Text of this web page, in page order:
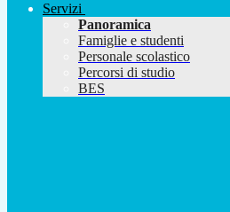
Servizi
Panoramica
Famiglie e studenti
Personale scolastico
Percorsi di studio
BES